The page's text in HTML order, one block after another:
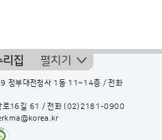
리집 펼치기
정부대전청사 1동 11~14층 / 전화
로16길 61 / 전화(02)2181-0900